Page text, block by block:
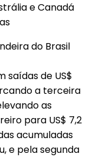
e Canadá
saídas de US$
a terceira
as
para US$ 7,2
acumuladas
e pela segunda